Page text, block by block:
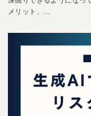
メリット、…